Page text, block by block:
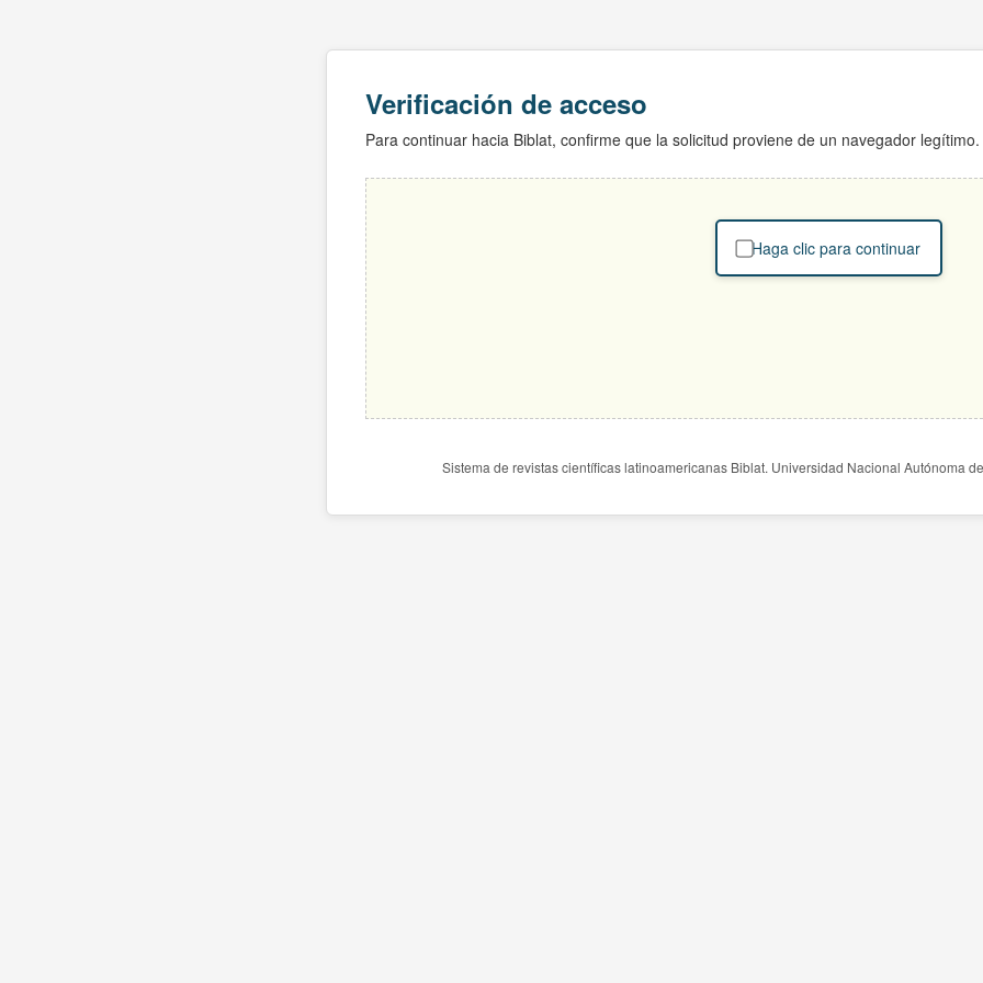
Verificación de acceso
Para continuar hacia Biblat, confirme que la solicitud proviene de un navegador legítimo.
Haga clic para continuar
Sistema de revistas científicas latinoamericanas Biblat. Universidad Nacional Autónoma